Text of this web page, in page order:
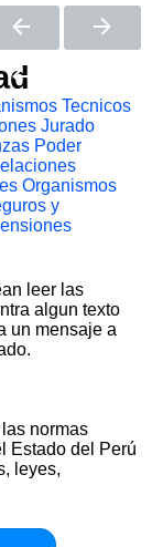
Tecnicos
Jurado
Poder
Organismos
y
leer las
algun texto
un mensaje a
normas
Estado del Perú
leyes,